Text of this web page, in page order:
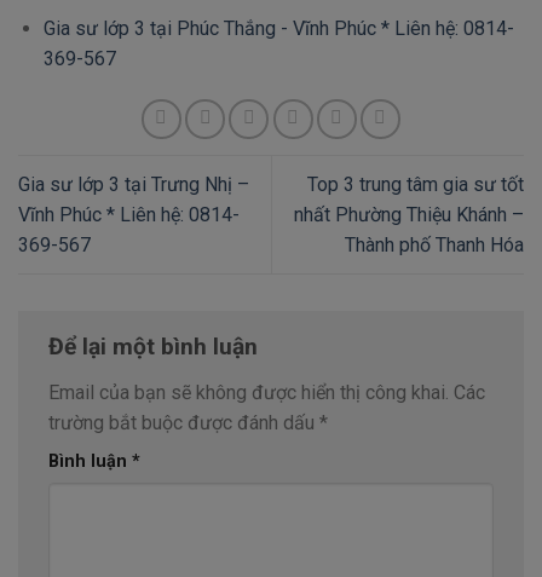
Gia sư lớp 3 tại Phúc Thắng - Vĩnh Phúc * Liên hệ: 0814-
369-567
Gia sư lớp 3 tại Trưng Nhị –
Vĩnh Phúc * Liên hệ: 0814-
369-567
Top 3 trung tâm gia sư tốt
nhất Phường Thiệu Khánh –
Thành phố Thanh Hóa
Để lại một bình luận
Email của bạn sẽ không được hiển thị công khai. Các
trường bắt buộc được đánh dấu *
Bình luận *